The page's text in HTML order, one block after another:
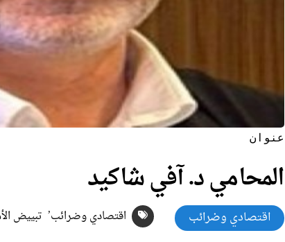
عنوان
المحامي د. آفيشاكيد
اقتصادي وضرائب اقتصادي وضرائب تبييض